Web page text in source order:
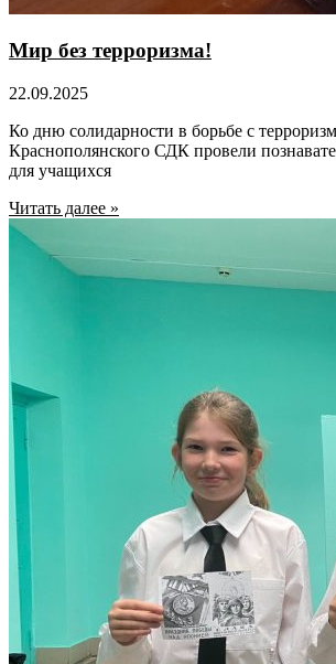
Мир без терроризма!
22.09.2025
Ко дню солидарности в борьбе с
Краснополянского СДК провели
для учащихся
Читать далее »